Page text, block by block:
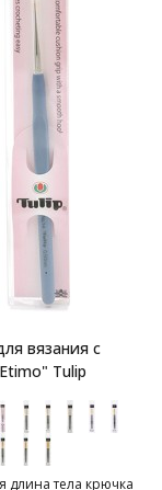
вязания с
Tulip
длина тела крючка